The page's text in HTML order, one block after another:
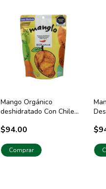
Mango Orgánico
deshidratado Con Chile
$94.00
Comprar